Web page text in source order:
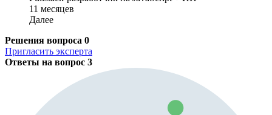
11 месяцев
Далее
Решения вопроса 0
Пригласить эксперта
Ответы на вопрос 3